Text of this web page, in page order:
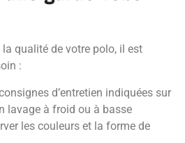
la qualité de votre polo, il est
:
d’entretien indiquées sur
lavage à froid ou à basse
les couleurs et la forme de